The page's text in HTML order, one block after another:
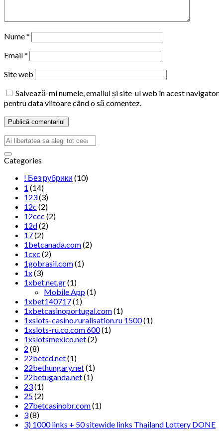
Nume*
Email*
Site web
Salvează-mi numele, emailul și site-ul web în acest navigator
pentru data viitoare când o să comentez.
Categories
! Без рубрики (10)
1 (14)
123(3)
12c (2)
12ccc (2)
12d(2)
17(2)
1betcanada.com(2)
1cxc (2)
1gobrasil.com(1)
1x(3)
1xbet.net.gr(1)
Mobile App(1)
1xbet140717(1)
1xbetcasinoportugal.com(1)
1xslots-casino.ruralisation.ru 1500(1)
1xslots-ru.co.com 600(1)
1xslotsmexico.net(2)
2 (8)
22betcd.net(1)
22bethungary.net(1)
22betuganda.net(1)
23(1)
25(2)
27betcasinobr.com(1)
3(8)
3) 1000 links + 50 sitewide links Thailand Lottery DONE